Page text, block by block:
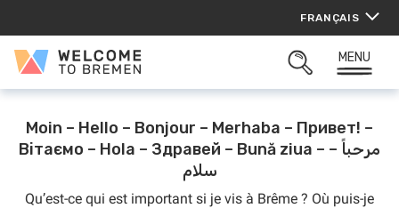
contenu
FRANÇAIS
Welcome
OUVRIR
RECHERCHE
MENU
Moin – Hello – Bonjour – Merhaba – Привет! –
Вітаємо – Hola – Здравей – Bună ziua – مرحباً –
سلام
Qu’est-ce qui est important si je vis à Brême ? Où puis-je